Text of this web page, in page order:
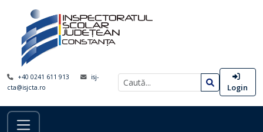
+40 0241 611 913
isj-
cta@isjcta.ro
Login